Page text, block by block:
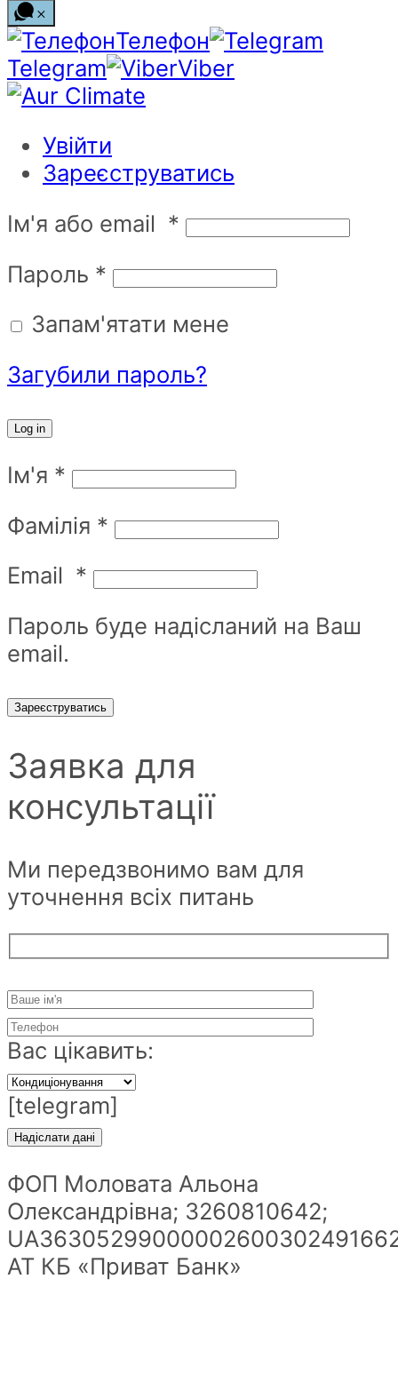
Телефон
Telegram
Viber
Увійти
Зареєструватись
Ім'я або email *
Пароль *
Запам'ятати мене
Загубили пароль?
Log in
Ім'я *
Фамілія *
Email *
Пароль буде надісланий на Ваш
email.
Зареєструватись
Заявка для
консультації
Ми передзвонимо вам для
уточнення всіх питань
Вас цікавить:
[telegram]
ФОП Моловата Альона
Олександрівна; 3260810642;
АТ КБ «Приват Банк»